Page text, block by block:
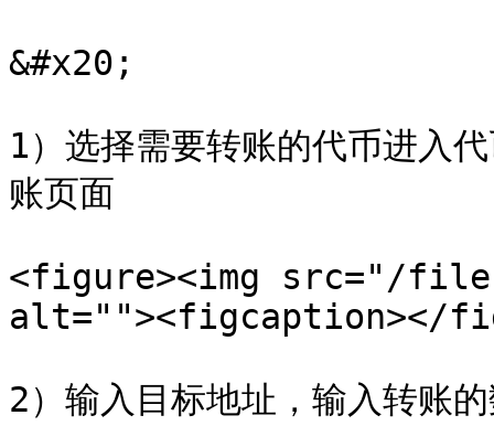
&#x20;
1）选择需要转账的代币进入
账页面
<figure><img src="/files/
alt=""><figcaption></
2）输入目标地址，输入转账